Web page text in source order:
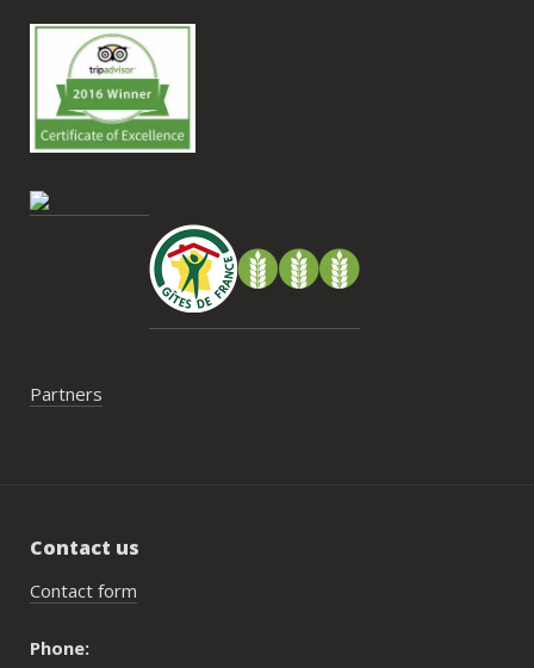
très beau souvenir de ce week-end et
nous recommandons le Mas Saint-
Antoine sans hésitation.**La seule petite
contrainte du week-end concerne la
gestion des déchets, puisqu’il n’y a pas
de tri directement sur le domaine et qu’il
faut se rendre au village. Cela ne nous a
pas posé de véritable problème, mais ce
serait un vrai plus à l’avenir.
Partners
Contact us
Contact form
Phone: